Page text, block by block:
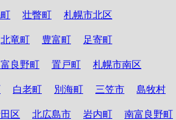
壮瞥町 札幌市北区
北竜町 豊富町 足寄町
良野町 置戸町 札幌市南区
白老町 別海町 三笠市 島牧村
区 北広島市 岩内町 南富良野町